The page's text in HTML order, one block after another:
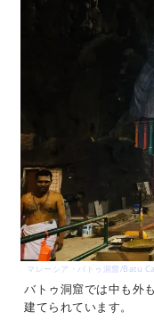
マレーシア・バトゥ洞窟/Batu
バトゥ洞窟では中も外
建てられています。